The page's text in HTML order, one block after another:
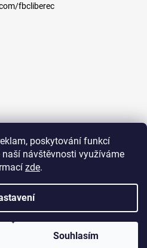
poskytování funkcí
návštěvnosti využíváme
zde.
Souhlasím
fbcliberec
FAN CLUB e-shop. Všechna práva
nastavení cookies